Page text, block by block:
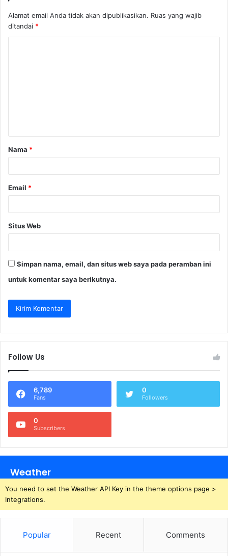
Alamat email Anda tidak akan dipublikasikan. Ruas yang wajib
ditandai *
a
r
Nama *
Email *
Situs Web
Simpan nama, email, dan situs web saya pada peramban ini
untuk komentar saya berikutnya.
Follow Us
6,789
Fans
0
Followers
0
Subscribers
Weather
You need to set the Weather API Key in the theme options page >
Integrations.
Popular Recent Comments